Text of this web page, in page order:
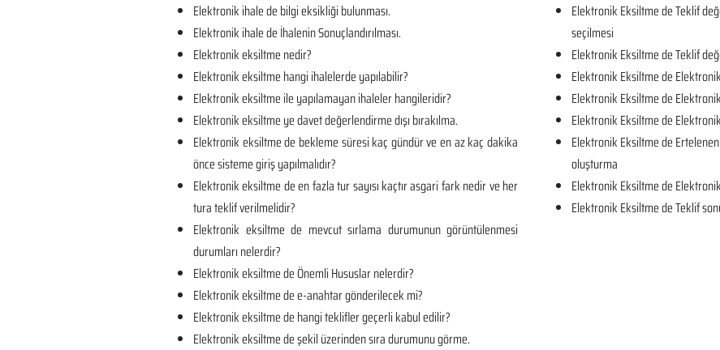
Elektronik ihale de bilgi eksikliği bulunması.
Elektronik ihale de İhalenin Sonuçlandırılması.
Elektronik eksiltme nedir?
Elektronik eksiltme hangi ihalelerde yapılabilir?
Elektronik eksiltme ile yapılamayan ihaleler hangileridir?
Elektronik eksiltme ye davet değerlendirme dışı bırakılma.
Elektronik eksiltme de bekleme süresi kaç gündür ve en az kaç dakika
önce sisteme giriş yapılmalıdır?
Elektronik eksiltme de en fazla tur sayısı kaçtır asgari fark nedir ve her
tura teklif verilmelidir?
Elektronik eksiltme de mevcut sırlama durumunun görüntülenmesi
durumları nelerdir?
Elektronik eksiltme de Önemli Hususlar nelerdir?
Elektronik eksiltme de e-anahtar gönderilecek mi?
Elektronik eksiltme de hangi teklifler geçerli kabul edilir?
Elektronik eksiltme de şekil üzerinden sıra durumunu görme.
Elektronik Eksiltme de Teklif
seçilmesi
Elektronik Eksiltme de Teklif
Elektronik Eksiltme de
Elektronik Eksiltme de
Elektronik Eksiltme de
Elektronik Eksiltme de
oluşturma
Elektronik Eksiltme de
Elektronik Eksiltme de Teklif